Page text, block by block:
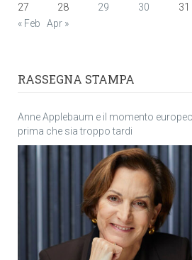
27
28 29 30
31
« Feb
Apr »
RASSEGNA STAMPA
Anne Applebaum e il momento
prima che sia troppo tardi